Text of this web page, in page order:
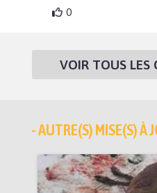
0
VOIR TOUS LES
- AUTRE(S) MISE(S) À